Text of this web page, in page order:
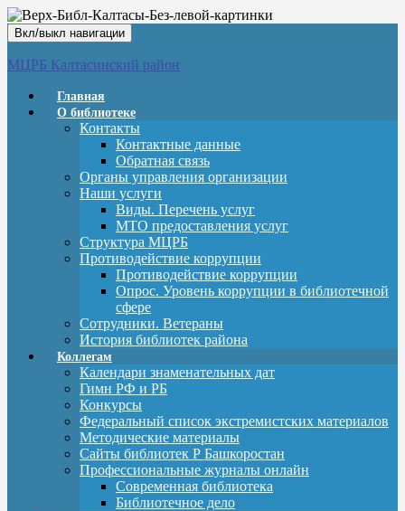
Вкл/выкл навигации
МЦРБ Калтасинский район
Главная
О библиотеке
Контакты
Контактные данные
Обратная связь
Органы управления организации
Наши услуги
Виды. Перечень услуг
МТО предоставления услуг
Структура МЦРБ
Противодействие коррупции
Противодействие коррупции
Опрос. Уровень коррупции в библиотечной
сфере
Сотрудники. Ветераны
История библиотек района
Коллегам
Календари знаменательных дат
Гимн РФ и РБ
Конкурсы
Федеральный список экстремистских материалов
Методические материалы
Сайты библиотек Р Башкоростан
Профессиональные журналы онлайн
Современная библиотека
Библиотечное дело